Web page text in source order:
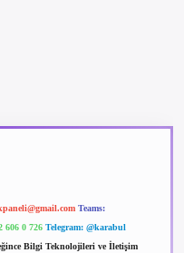
Teams:
606 0 726 Telegram: @karabul
Bilgi Teknolojileri ve İletişim